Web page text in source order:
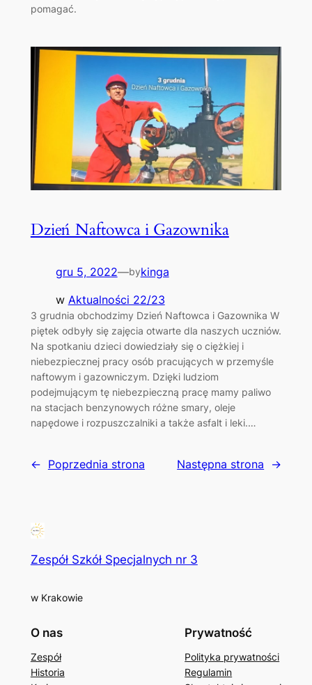
pomagać.
Dzień Naftowca i Gazownika
gru 5, 2022—bykinga
w Aktualności 22/23
3 grudnia obchodzimy Dzień Naftowca i Gazownika W
piętek odbyły się zajęcia otwarte dla naszych uczniów.
Na spotkaniu dzieci dowiedziały się o ciężkiej i
niebezpiecznej pracy osób pracujących w przemyśle
naftowym i gazowniczym. Dzięki ludziom
podejmującym tę niebezpieczną pracę mamy paliwo
na stacjach benzynowych różne smary, oleje
napędowe i rozpuszczalniki a także asfalt i leki.…
← Poprzednia strona Następna strona →
Zespół Szkół Specjalnych nr 3
w Krakowie
O nas
Zespół
Historia
Prywatność
Polityka prywatności
Regulamin